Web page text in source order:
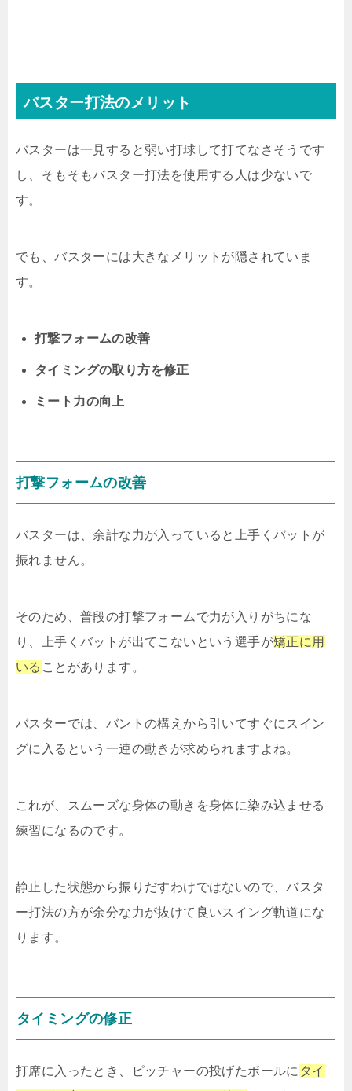
バスター打法のメリット
バスターは一見すると弱い打球して打てなさそうです
し、そもそもバスター打法を使用する人は少ないで
す。
でも、バスターには大きなメリットが隠されていま
す。
打撃フォームの改善
タイミングの取り方を修正
ミート力の向上
打撃フォームの改善
バスターは、余計な力が入っていると上手くバットが
振れません。
そのため、普段の打撃フォームで力が入りがちにな
り、上手くバットが出てこないという選手が矯正に用
いる ことがあります。
バスターでは、バントの構えから引いてすぐにスイン
グに入るという一連の動きが求められますよね。
これが、スムーズな身体の動きを身体に染み込ませる
練習になるのです。
静止した状態から振りだすわけではないので、バスタ
ー打法の方が余分な力が抜けて良いスイング軌道にな
ります。
タイミングの修正
打席に入ったとき、ピッチャーの投げたボールに タイ